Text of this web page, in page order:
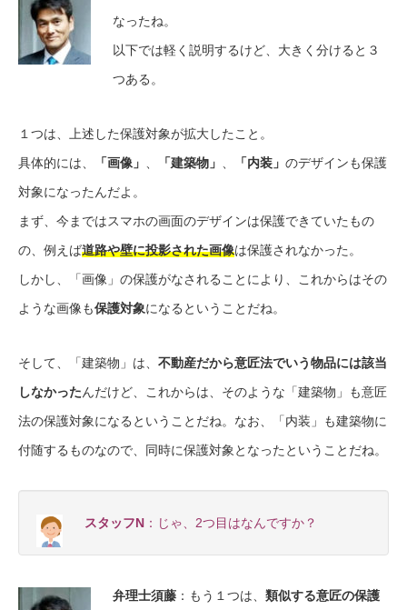
なったね。
以下では軽く説明するけど、大きく分けると３
つある。
１つは、上述した保護対象が拡大したこと。
具体的には、
「画像」 「建築物」 「内装」 のデザインも保護
対象になったんだよ。
まず、今まではスマホの画面のデザインは保護できていたもの
の、例えば道路や壁に投影された画像は保護されなかった。
しかし、
「画像」の保護がなされることにより、
これからはその
ような画像も保護対象になるということだね。
そして、「建築物」は、 不動産だから意匠法でいう物品には該当
しなかったんだけど、これからは、そのような「建築物」も意匠
法の保護対象になるということだね。なお、「内装」も建築物に
付随するものなので、同時に保護対象となったということだね。
スタッフN ：じゃ、2つ目はなんですか？
弁理士須藤 ：もう１つは、 類似する意匠の保護